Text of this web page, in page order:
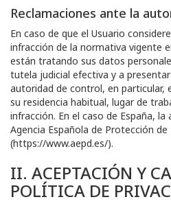
Reclamaciones ante la
En caso de que el Usuario
infracción de la normativa vigente
están tratando sus datos
tutela judicial efectiva y a
autoridad de control, en particular,
su residencia habitual, lugar de
infracción. En el caso de España,
Agencia Española de Protección
(https://www.aepd.es/).
II. ACEPTACIÓN Y
POLÍTICA DE